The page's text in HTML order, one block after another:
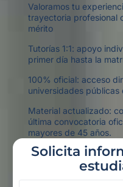
Valoramos tu
trayectoria profesional
mérito
Tutorías 1:1: apoyo
primer día hasta la
100% oficial: acceso
universidades públicas
Material actualizado:
última convocatoria
mayores de 45 años.
Solicita